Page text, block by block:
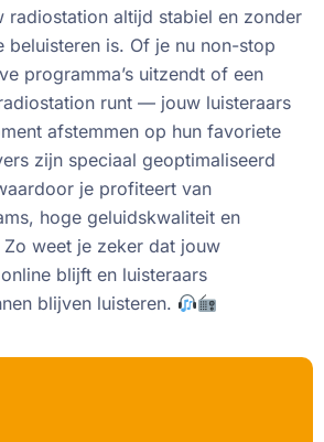
radiostation altijd stabiel en zonder
beluisteren is. Of je nu non-stop
programma’s uitzendt of een
runt — jouw luisteraars
afstemmen op hun favoriete
zijn speciaal geoptimaliseerd
je profiteert van
hoge geluidskwaliteit en
weet je zeker dat jouw
blijft en luisteraars
blijven luisteren.